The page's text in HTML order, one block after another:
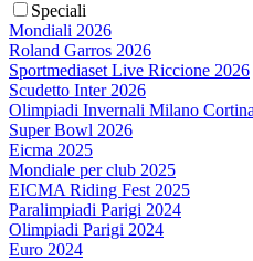
Speciali
Mondiali 2026
Roland Garros 2026
Sportmediaset Live Riccione 2026
Scudetto Inter 2026
Olimpiadi Invernali Milano
Super Bowl 2026
Eicma 2025
Mondiale per club 2025
EICMA Riding Fest 2025
Paralimpiadi Parigi 2024
Olimpiadi Parigi 2024
Euro 2024